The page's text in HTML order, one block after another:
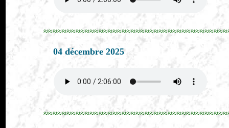
04 décembre 2025